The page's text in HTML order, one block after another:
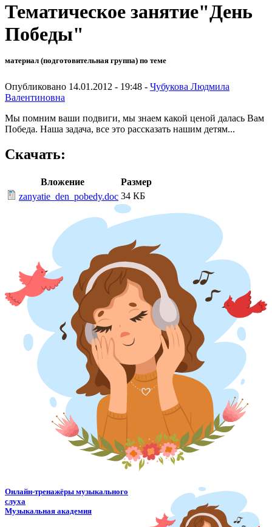
Тематическое занятие"День
Победы"
материал (подготовительная группа) по теме
Опубликовано 14.01.2012 - 19:48 - Чубукова Людмила
Валентиновна
Мы помним ваши подвиги, мы знаем какой ценой далась Вам
Победа. Наша задача, все это рассказать нашим детям...
Скачать:
Вложение
Размер
zanyatie_den_pobedy.doc 34 КБ
Онлайн-тренажёры музыкального
слуха
Музыкальная академия